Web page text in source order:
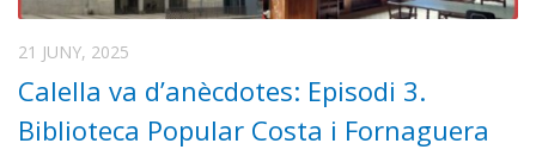
21 JUNY, 2025
Calella va d’anècdotes: Episodi 3.
Biblioteca Popular Costa i Fornaguera